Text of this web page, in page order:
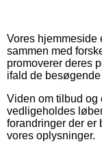
Vores hjemmeside
sammen med
promoverer deres
ifald de
Viden om tilbud og
vedligeholdes
forandringer der er
vores oplysninger.